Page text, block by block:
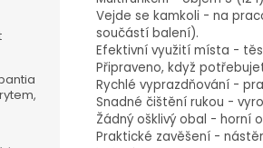
Vejde se kamkoli - na
součástí balení).
Efektivní využití místa -
Připraveno, když
Rychlé vyprazdňování -
Snadné čištění rukou -
Žádný ošklivý obal - horní
Praktické zavěšení -